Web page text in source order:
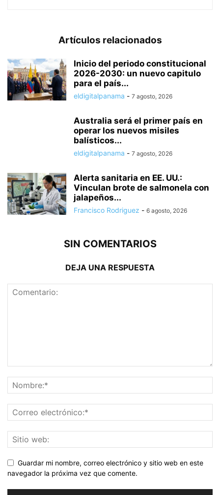
Artículos relacionados
Inicio del periodo constitucional
2026-2030: un nuevo capitulo
para el país...
eldigitalpanama - 7 agosto, 2026
Australia será el primer país en
operar los nuevos misiles
balísticos...
eldigitalpanama - 7 agosto, 2026
Alerta sanitaria en EE. UU.:
Vinculan brote de salmonela con
jalapeños...
Francisco Rodriguez - 6 agosto, 2026
SIN COMENTARIOS
DEJA UNA RESPUESTA
Guardar mi nombre, correo electrónico y sitio web en este
navegador la próxima vez que comente.